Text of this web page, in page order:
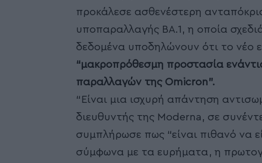
προκάλεσε ασθενέστερη
υποπαραλλαγής BA.1, η οποία
δεδομένα υποδηλώνουν ότι το νέο
“μακροπρόθεσμη προστασία
παραλλαγών της Omicron”.
“Είναι μια ισχυρή απάντηση
διευθυντής της Moderna, σε
συμπλήρωσε πως “είναι πιθανό να
σύμφωνα με τα ευρήματα, η